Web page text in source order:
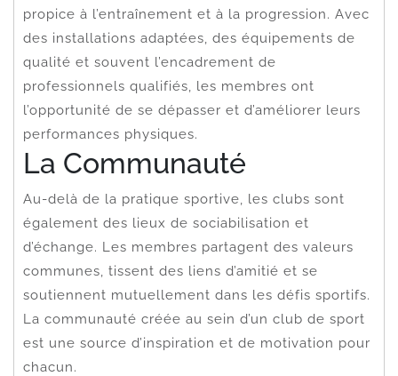
propice à l’entraînement et à la progression. Avec
des installations adaptées, des équipements de
qualité et souvent l’encadrement de
professionnels qualifiés, les membres ont
l’opportunité de se dépasser et d’améliorer leurs
performances physiques.
La Communauté
Au-delà de la pratique sportive, les clubs sont
également des lieux de sociabilisation et
d’échange. Les membres partagent des valeurs
communes, tissent des liens d’amitié et se
soutiennent mutuellement dans les défis sportifs.
La communauté créée au sein d’un club de sport
est une source d’inspiration et de motivation pour
chacun.